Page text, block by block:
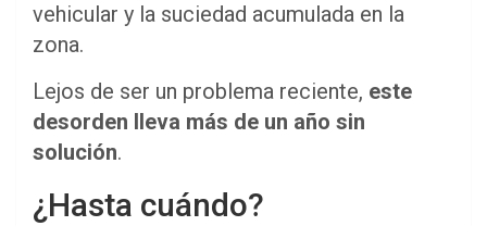
vehicular y la suciedad acumulada en la
zona.
Lejos de ser un problema reciente, este
desorden lleva más de un año sin
solución.
¿Hasta cuándo?